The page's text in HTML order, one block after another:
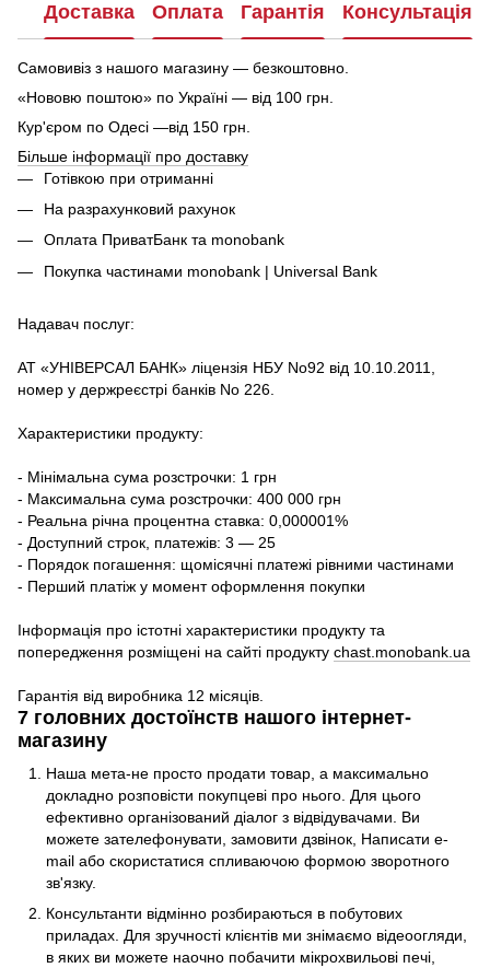
Доставка Оплата Гарантія Консультація
Самовивіз з нашого магазину — безкоштовно.
«Нововю поштою» по Україні — від 100 грн.
Кур'єром по Одесі —від 150 грн.
Більше інформації про доставку
Готівкою при отриманні
На разрахунковий рахунок
Оплата ПриватБанк та monobank
Покупка частинами monobank | Universal Bank
Надавач послуг:
АТ «УНІВЕРСАЛ БАНК» ліцензія НБУ No92 від 10.10.2011,
номер у держреєстрі банків No 226.
Характеристики продукту:
- Мінімальна сума розстрочки: 1 грн
- Максимальна сума розстрочки: 400 000 грн
- Реальна річна процентна ставка: 0,000001%
- Доступний строк, платежів: 3 — 25
- Порядок погашення: щомісячні платежі рівними частинами
- Перший платіж у момент оформлення покупки
Інформація про істотні характеристики продукту та
попередження розміщені на сайті продукту chast.monobank.ua
Гарантія від виробника 12 місяців.
7 головних достоїнств нашого інтернет-
магазину
Наша мета-не просто продати товар, а максимально
докладно розповісти покупцеві про нього. Для цього
ефективно організований діалог з відвідувачами. Ви
можете зателефонувати, замовити дзвінок, Написати e-
mail або скористатися спливаючою формою зворотного
зв'язку.
Консультанти відмінно розбираються в побутових
приладах. Для зручності клієнтів ми знімаємо відеоогляди,
в яких ви можете наочно побачити мікрохвильові печі,